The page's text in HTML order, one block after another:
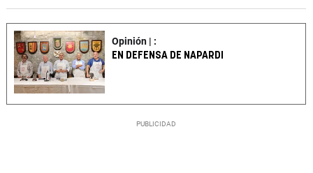
Opinión | :
EN DEFENSA DE NAPARDI